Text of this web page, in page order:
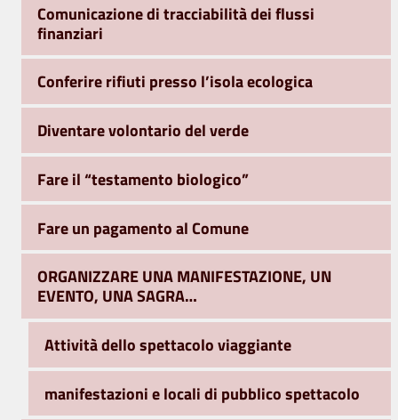
Comunicazione di tracciabilità dei flussi
finanziari
Conferire rifiuti presso l’isola ecologica
Diventare volontario del verde
Fare il “testamento biologico”
Fare un pagamento al Comune
ORGANIZZARE UNA MANIFESTAZIONE, UN
EVENTO, UNA SAGRA…
Attività dello spettacolo viaggiante
manifestazioni e locali di pubblico spettacolo